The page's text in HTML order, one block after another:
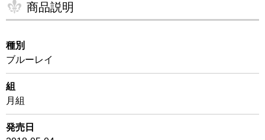
商品説明
種別
ブルーレイ
組
月組
発売日